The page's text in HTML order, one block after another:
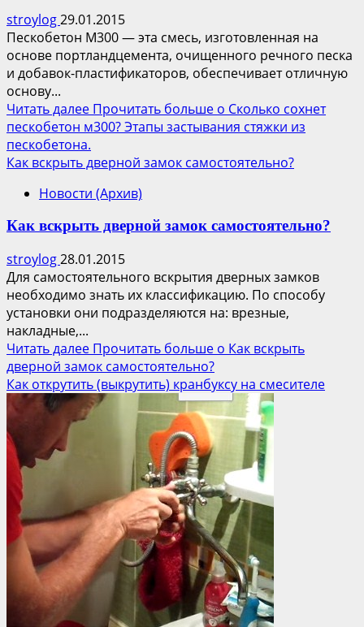
stroylog29.01.2015
Пескобетон М300 — эта смесь, изготовленная на
основе портландцемента, очищенного речного песка
и добавок-пластификаторов, обеспечивает отличную
основу...
Читать далее Прочитать больше о Сколько сохнет
пескобетон м300? Этапы застывания стяжки из
пескобетона.
Как вскрыть дверной замок самостоятельно?
Новости (Архив)
Как вскрыть дверной замок самостоятельно?
stroylog28.01.2015
Для самостоятельного вскрытия дверных замков
необходимо знать их классификацию. По способу
установки они подразделяются на: врезные,
накладные,...
Читать далее Прочитать больше о Как вскрыть
дверной замок самостоятельно?
Как открутить (выкрутить) кранбуксу на смесителе